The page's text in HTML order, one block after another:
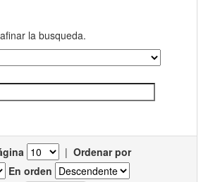
la busqueda.
| Ordenar por
En orden